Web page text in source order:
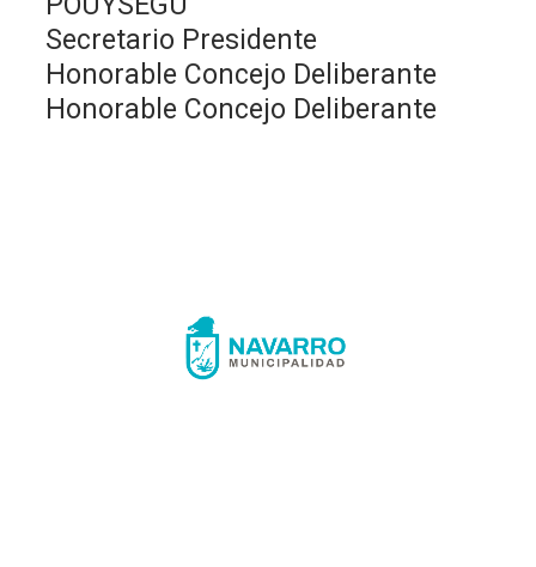
Secretario Presidente
Honorable Concejo Deliberante
Honorable Concejo Deliberante